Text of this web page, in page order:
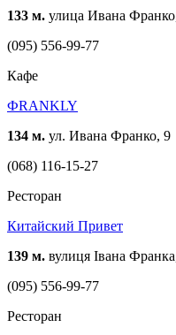
133 м. улица Ивана
(095) 556-99-77
Кафе
ФRANKLY
134 м. ул. Ивана Франко, 9
(068) 116-15-27
Ресторан
Китайский Привет
139 м. вулиця Івана
(095) 556-99-77
Ресторан